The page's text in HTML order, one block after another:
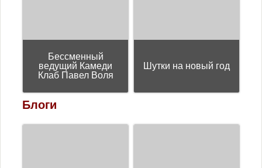
Бессменный
ведущий Камеди
Клаб Павел Воля
Шутки на новый год
Блоги